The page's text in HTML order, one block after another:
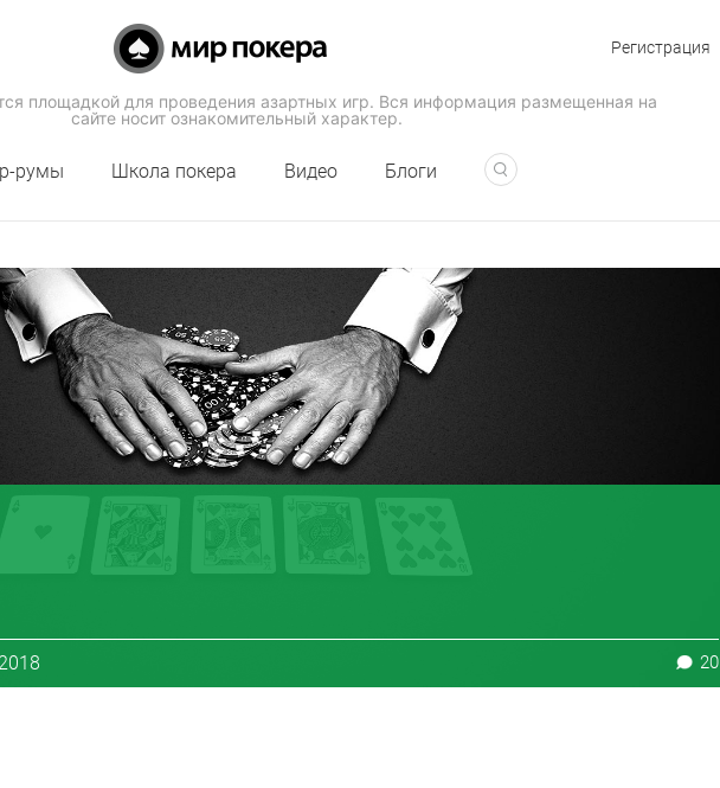
площадкой для проведения азартных игр. Вся информация размещенная на
сайте носит ознакомительный характер.
Регистрация
румы Школа покера Видео Блоги
20